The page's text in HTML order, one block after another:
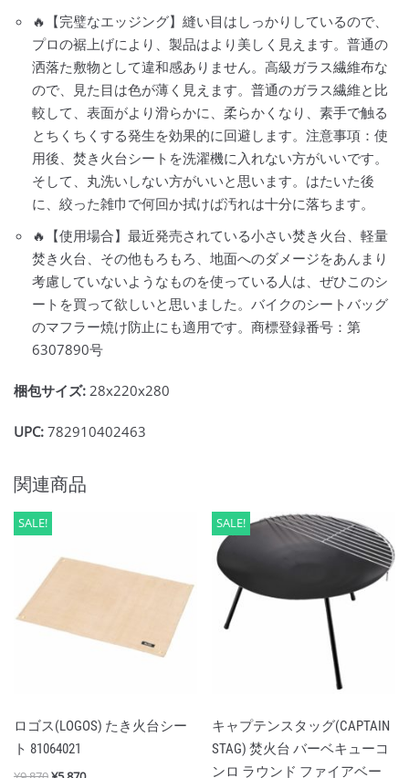
🔥【完璧なエッジング】縫い目はしっかりしているので、
プロの裾上げにより、製品はより美しく見えます。普通の
洒落た敷物として違和感ありません。高級ガラス繊維布な
ので、見た目は色が薄く見えます。普通のガラス繊維と比
較して、表面がより滑らかに、柔らかくなり、素手で触る
とちくちくする発生を効果的に回避します。注意事項：使
用後、焚き火台シートを洗濯機に入れない方がいいです。
そして、丸洗いしない方がいいと思います。はたいた後
に、絞った雑巾で何回か拭けば汚れは十分に落ちます。
🔥【使用場合】最近発売されている小さい焚き火台、軽量
焚き火台、その他もろもろ、地面へのダメージをあんまり
考慮していないようなものを使っている人は、ぜひこのシ
ートを買って欲しいと思いました。バイクのシートバッグ
のマフラー焼け防止にも適用です。商標登録番号：第
6307890号
梱包サイズ: 28x220x280
UPC: 782910402463
関連商品
SALE!
ロゴス(LOGOS) たき火台シー
ト 81064021
SALE!
キャプテンスタッグ(CAPTAIN
STAG) 焚火台 バーベキューコ
ンロ ラウンド ファイアベー